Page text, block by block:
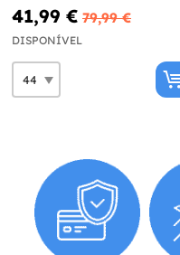
41,99 € 79,99 €
DISPONÍVEL